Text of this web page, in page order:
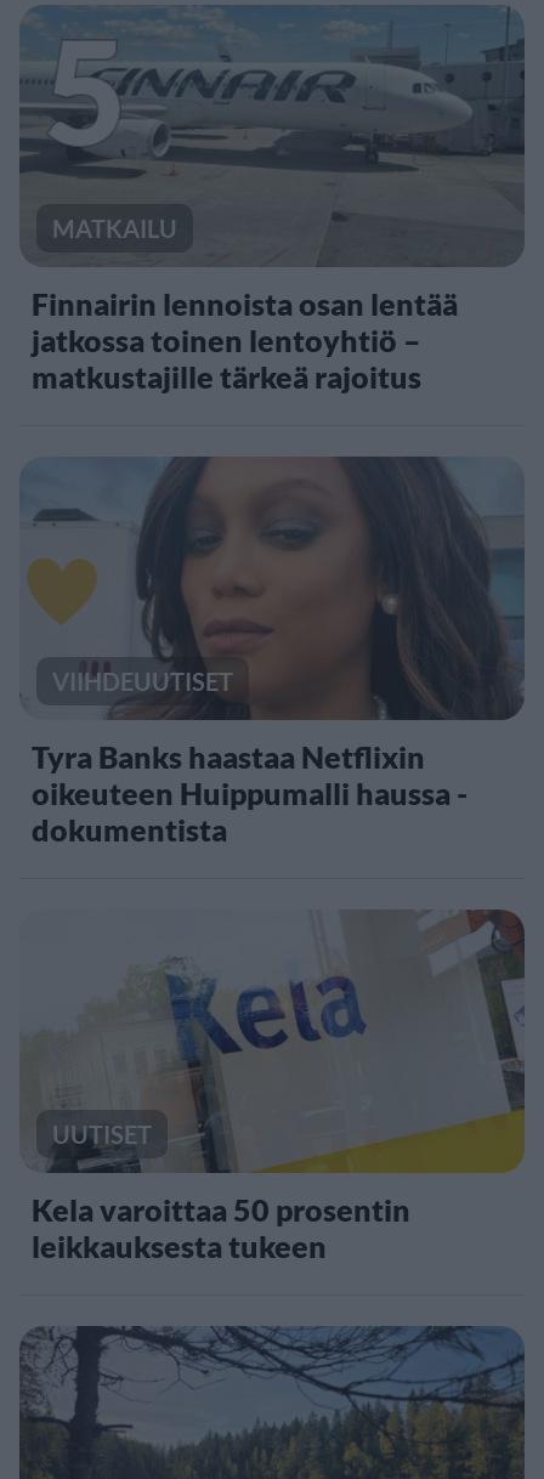
5
MATKAILU
Finnairin lennoista osan lentää
jatkossa toinen lentoyhtiö –
matkustajille tärkeä rajoitus
VIIHDEUUTISET
Tyra Banks haastaa Netflixin
oikeuteen Huippumalli haussa -
dokumentista
UUTISET
Kela varoittaa 50 prosentin
leikkauksesta tukeen